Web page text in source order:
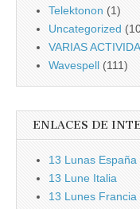
Telektonon (1)
Uncategorized
VARIAS
Wavespell (111)
ENLACES DE
13 Lunas España
13 Lune Italia
13 Lunes Francia